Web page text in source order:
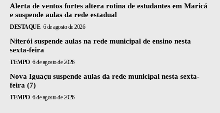
Alerta de ventos fortes altera rotina de estudantes em Maricá
e suspende aulas da rede estadual
DESTAQUE 6 de agosto de 2026
Niterói suspende aulas na rede municipal de ensino nesta
sexta-feira
TEMPO 6 de agosto de 2026
Nova Iguaçu suspende aulas da rede municipal nesta sexta-
feira (7)
TEMPO 6 de agosto de 2026